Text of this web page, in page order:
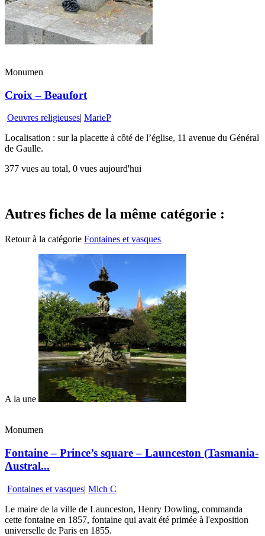
Monumen
Croix – Beaufort
Oeuvres religieuses| MarieP
Localisation : sur la placette à côté de l’église, 11 avenue du Général
de Gaulle.
377 vues au total, 0 vues aujourd'hui
Autres fiches de la même catégorie :
Retour à la catégorie Fontaines et vasques
A la une
Monumen
Fontaine – Prince’s square – Launceston (Tasmania-
Austral...
Fontaines et vasques| Mich C
Le maire de la ville de Launceston, Henry Dowling, commanda
cette fontaine en 1857, fontaine qui avait été primée à l'exposition
universelle de Paris en 1855.